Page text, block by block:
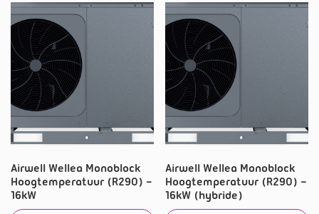
Airwell Wellea Monoblock
Hoogtemperatuur (R290) –
16kW
Airwell Wellea Monoblock
Hoogtemperatuur (R290) –
16kW (hybride)